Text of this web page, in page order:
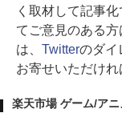
く取材して記事
てご意見のある方
は、 Twitterのダイ
お寄せいただけれ
楽天市場 ゲーム/ア